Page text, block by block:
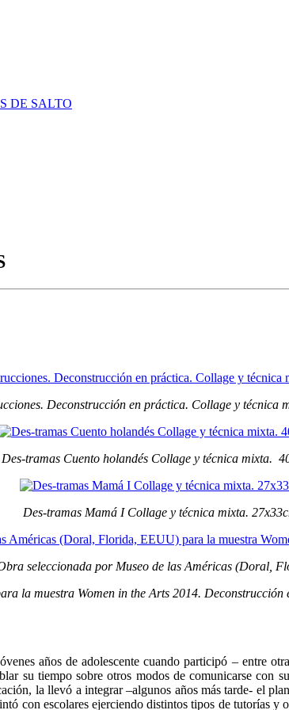
DE SALTO
Deconstrucción en práctica. Collage y técnica
Des-tramas Cuento holandés Collage y técnica mixta.
Des-tramas Mamá I Collage y técnica mixta.
seleccionada por Museo de las Américas (Doral,
la muestra Women in the Arts 2014. Deconstrucción
años de adolescente cuando participó – entre
su tiempo sobre otros modos de comunicarse con
la llevó a integrar –algunos años más tarde- el
con escolares ejerciendo distintos tipos de tutorías